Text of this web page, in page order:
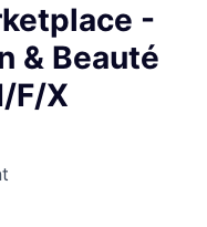
-
& Beauté
F/X